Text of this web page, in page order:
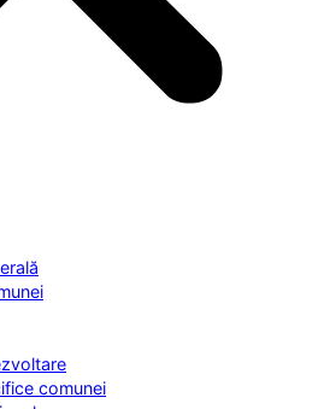
comunei